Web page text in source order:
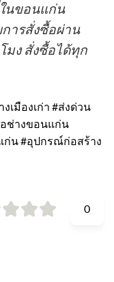
นขอนแก่น
ารสั่งซื้อผ่าน
มง สั่งซื้อได้ทุก
เมืองเก่า #ส่งด่วน
อช่างขอนแก่น
ก่น #อุปกรณ์ก่อสร้าง
0